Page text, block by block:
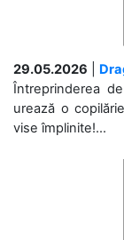
29.05.2026
Întreprinderea
urează o
vise împlinite!...